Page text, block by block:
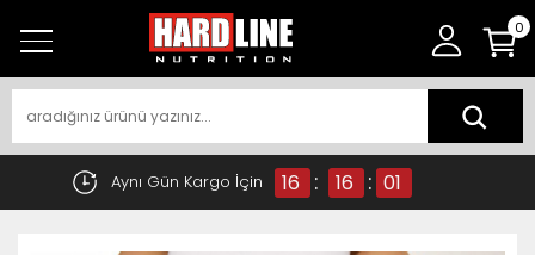
0
Aynı Gün Kargo İçin 16 : 16 : 01